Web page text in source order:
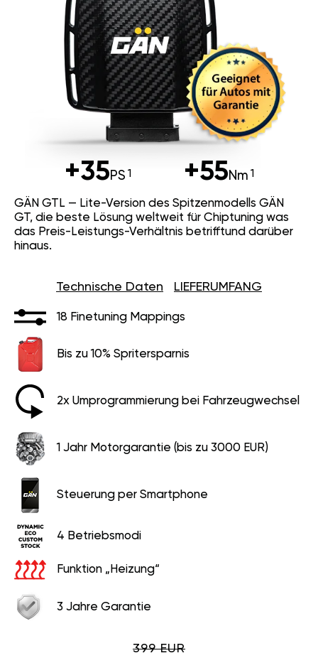
+35PS +55Nm
GÄN GTL — Lite-Version des Spitzenmodells GÄN
GT, die beste Lösung weltweit für Chiptuning was
das Preis-Leistungs-Verhältnis betrifftund darüber
hinaus.
Technische Daten LIEFERUMFANG
18 Finetuning Mappings
Bis zu 10% Spritersparnis
2x Umprogrammierung bei Fahrzeugwechsel
1 Jahr Motorgarantie (bis zu 3000 EUR)
Steuerung per Smartphone
4 Betriebsmodi
Funktion „Heizung“
3 Jahre Garantie
399 EUR